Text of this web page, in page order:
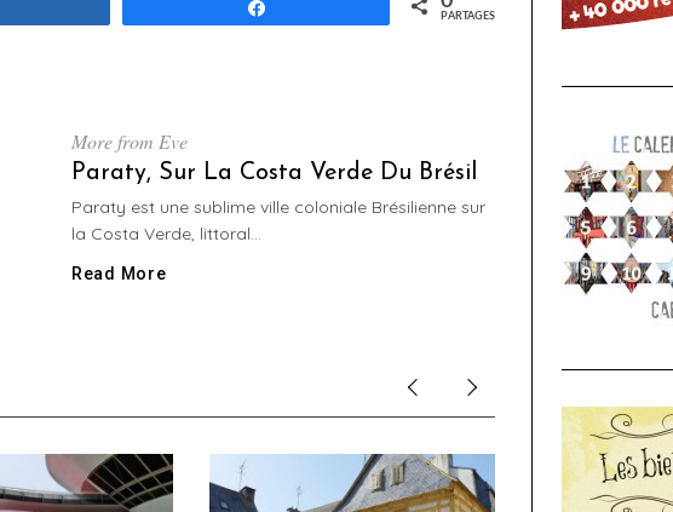
PARTAGES
More from Eve
Paraty, Sur La Costa Verde Du Brésil
Paraty est une sublime ville coloniale Brésilienne sur
la Costa Verde, littoral...
Read More